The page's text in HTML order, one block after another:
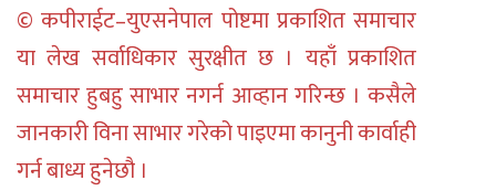
© कपीराईट–युएसनेपाल पोष्टमा प्रकाशित समाचार
या लेख सर्वाधिकार सुरक्षीत छ । यहाँ प्रकाशित
समाचार हुबहु साभार नगर्न आव्हान गरिन्छ । कसैले
जानकारी विना साभार गरेको पाइएमा कानुनी कार्वाही
गर्न बाध्य हुनेछौ ।